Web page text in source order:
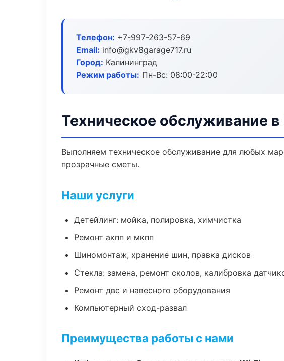
Телефон: +7-997-263-57-69
Email: info@gkv8garage717.ru
Город: Калининград
Режим работы: Пн-Вс: 08:00-22:00
Техническое обслуживание
Выполняем техническое обслуживание для любых
прозрачные сметы.
Наши услуги
Детейлинг: мойка, полировка, химчистка
Ремонт акпп и мкпп
Шиномонтаж, хранение шин, правка дисков
Стекла: замена, ремонт сколов, калибровка
Ремонт двс и навесного оборудования
Компьютерный сход-развал
Преимущества работы с нами